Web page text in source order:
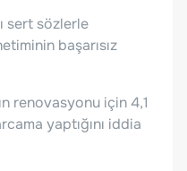
sert sözlerle
başarısız
renovasyonu için 4,1
yaptığını iddia